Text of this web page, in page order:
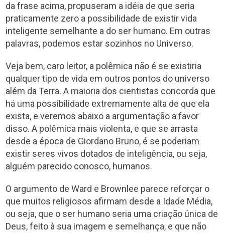
da frase acima, propuseram a idéia de que seria
praticamente zero a possibilidade de existir vida
inteligente semelhante a do ser humano. Em outras
palavras, podemos estar sozinhos no Universo.
Veja bem, caro leitor, a polêmica não é se existiria
qualquer tipo de vida em outros pontos do universo
além da Terra. A maioria dos cientistas concorda que
há uma possibilidade extremamente alta de que ela
exista, e veremos abaixo a argumentação a favor
disso. A polêmica mais violenta, e que se arrasta
desde a época de Giordano Bruno, é se poderiam
existir seres vivos dotados de inteligência, ou seja,
alguém parecido conosco, humanos.
O argumento de Ward e Brownlee parece reforçar o
que muitos religiosos afirmam desde a Idade Média,
ou seja, que o ser humano seria uma criação única de
Deus, feito à sua imagem e semelhança, e que não